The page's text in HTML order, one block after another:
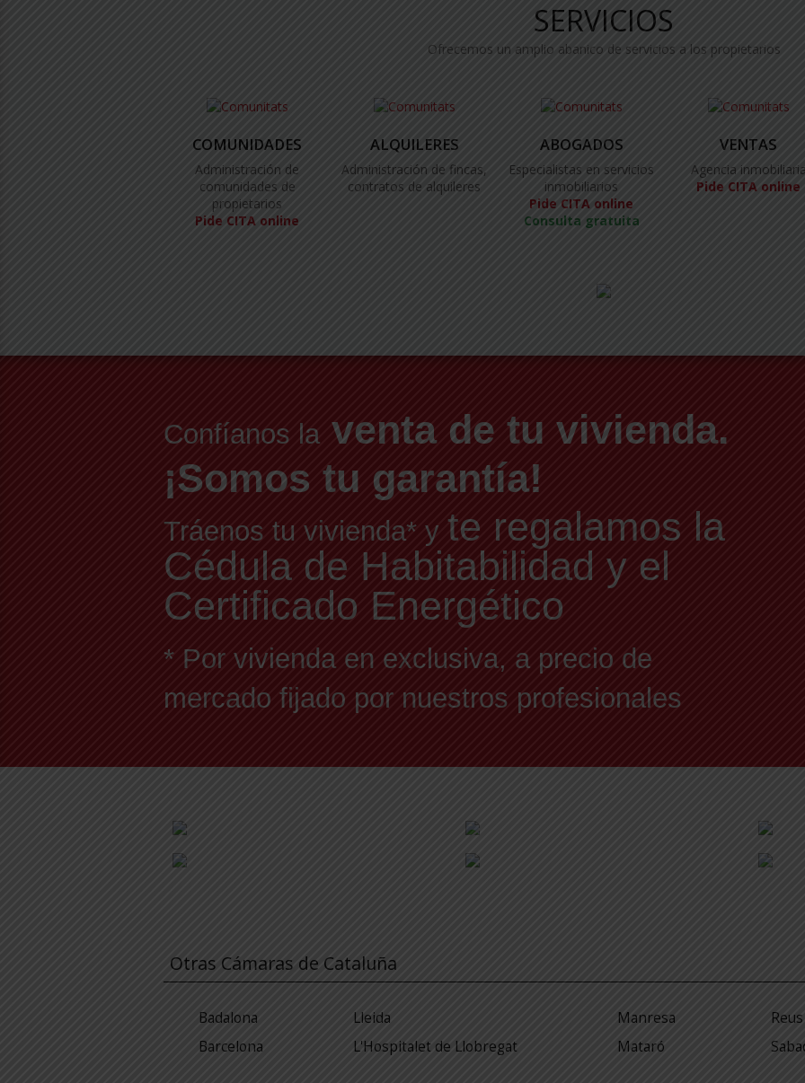
SERVICIOS
Ofrecemos un amplio abanico de servicios a los propietarios
COMUNIDADES
Administración de
comunidades de
propietarios
Pide CITA online
ALQUILERES
Administración de fincas,
contratos de alquileres
ABOGADOS
Especialistas en servicios
inmobiliarios
Pide CITA online
Consulta gratuita
VENTAS
Agencia inmobiliaria
Pide CITA online
Confíanos la venta de tu vivienda.
¡Somos tu garantía!
Tráenos tu vivienda* y te regalamos la
Cédula de Habitabilidad y el
Certificado Energético
* Por vivienda en exclusiva, a precio de
mercado fijado por nuestros profesionales
Otras Cámaras de Cataluña
Badalona Lleida Manresa Reus
Barcelona
L'Hospitalet de Llobregat Mataró